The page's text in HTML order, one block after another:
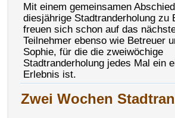
Mit einem gemeinsamen
diesjährige Stadtranderholung zu
freuen sich schon auf das
Teilnehmer ebenso wie Betreuer
Sophie, für die die zweiwöchige
Stadtranderholung jedes Mal ein
Erlebnis ist.
Zwei Wochen